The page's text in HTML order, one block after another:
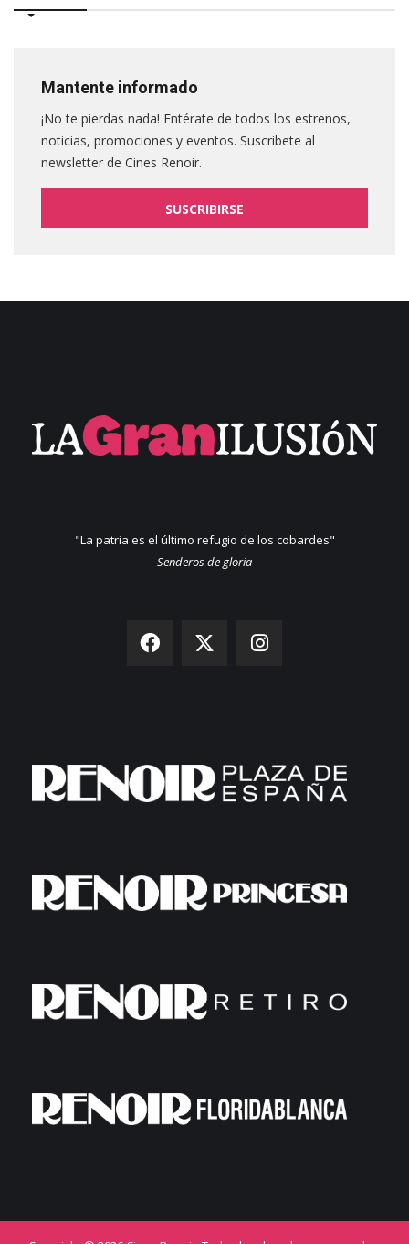
Mantente informado
¡No te pierdas nada! Entérate de todos los estrenos,
noticias, promociones y eventos. Suscribete al
newsletter de Cines Renoir.
SUSCRIBIRSE
"La patria es el último refugio de los cobardes"
Senderos de gloria